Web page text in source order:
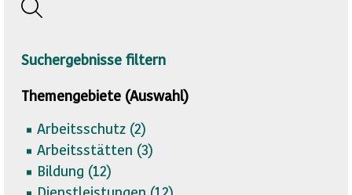
Suchergebnisse filtern
Themengebiete (Auswahl)
Arbeitsschutz (2)
Arbeitsstätten (3)
Bildung (12)